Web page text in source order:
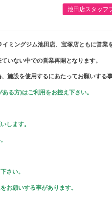
池田店スタッフ
ミングジム池田店、宝塚店ともに営業
いない中での営業再開となります。
施設を使用するにあたってお願いする事
る方)はご利用をお控え下さい。
します。
さい。
お願いする事があります。